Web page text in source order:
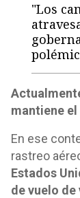
"Los
mantiene
En ese
rastreo
Estados
de vuelo